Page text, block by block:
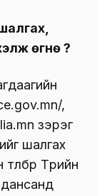
өгнө үү?
,
зэрэг
шалгах
Төрийн